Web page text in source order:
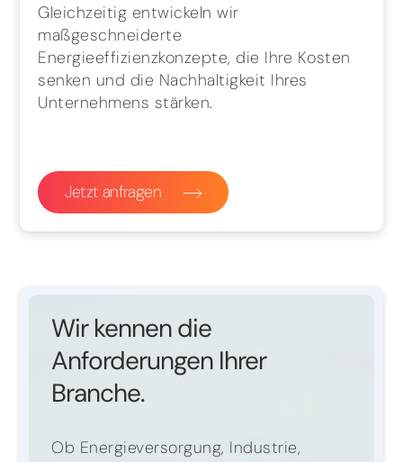
Gleichzeitig entwickeln wir
maßgeschneiderte
Energieeffizienzkonzepte, die Ihre Kosten
senken und die Nachhaltigkeit Ihres
Unternehmens stärken.
Jetzt anfragen
Wir kennen die
Anforderungen Ihrer
Branche.
Ob Energieversorgung, Industrie,